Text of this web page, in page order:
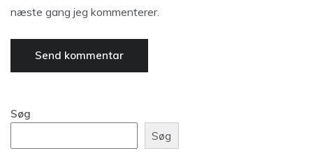
næste gang jeg kommenterer.
Søg
Søg